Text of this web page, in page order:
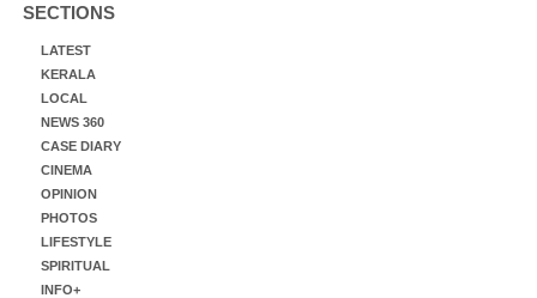
SECTIONS
LATEST
KERALA
LOCAL
NEWS 360
CASE DIARY
CINEMA
OPINION
PHOTOS
LIFESTYLE
SPIRITUAL
INFO+